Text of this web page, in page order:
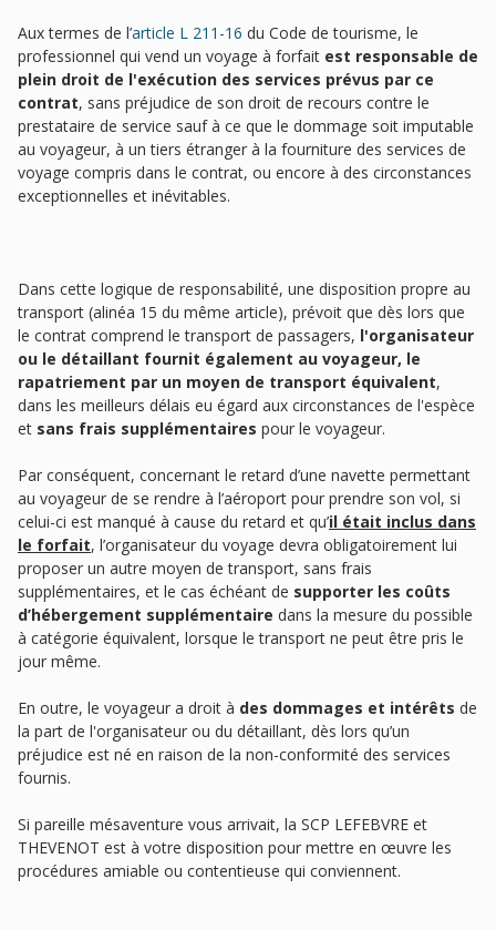
Aux termes de l’article L 211-16 du Code de tourisme, le
professionnel qui vend un voyage à forfait est responsable de
plein droit de l'exécution des services prévus par ce
contrat, sans préjudice de son droit de recours contre le
prestataire de service sauf à ce que le dommage soit imputable
au voyageur, à un tiers étranger à la fourniture des services de
voyage compris dans le contrat, ou encore à des circonstances
exceptionnelles et inévitables.
Dans cette logique de responsabilité, une disposition propre au
transport (alinéa 15 du même article), prévoit que dès lors que
le contrat comprend le transport de passagers, l'organisateur
ou le détaillant fournit également au voyageur, le
rapatriement par un moyen de transport équivalent,
dans les meilleurs délais eu égard aux circonstances de l'espèce
et sans frais supplémentaires pour le voyageur.
Par conséquent, concernant le retard d’une navette permettant
au voyageur de se rendre à l’aéroport pour prendre son vol, si
celui-ci est manqué à cause du retard et qu’il était inclus dans
le forfait, l’organisateur du voyage devra obligatoirement lui
proposer un autre moyen de transport, sans frais
supplémentaires, et le cas échéant de supporter les coûts
d’hébergement supplémentaire dans la mesure du possible
à catégorie équivalent, lorsque le transport ne peut être pris le
jour même.
En outre, le voyageur a droit à des dommages et intérêts de
la part de l'organisateur ou du détaillant, dès lors qu’un
préjudice est né en raison de la non-conformité des services
fournis.
Si pareille mésaventure vous arrivait, la SCP LEFEBVRE et
THEVENOT est à votre disposition pour mettre en œuvre les
procédures amiable ou contentieuse qui conviennent.